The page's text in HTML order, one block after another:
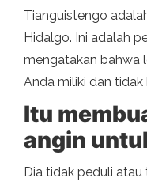
Tianguistengo
Hidalgo. Ini adalah
mengatakan bahwa
Anda miliki dan tidak
Itu
angin
Dia tidak peduli